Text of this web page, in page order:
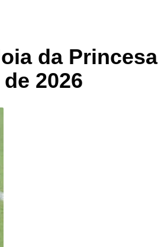
da Princesa
2026